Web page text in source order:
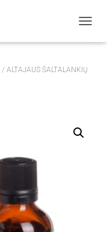
O
L
/ ALTAJAUS ŠALTALANKIŲ